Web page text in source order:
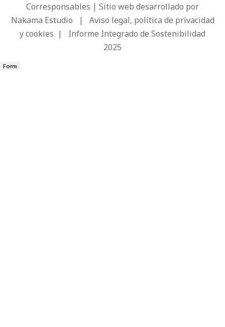
Corresponsables | Sitio web desarrollado por
Nakama Estudio | Aviso legal, política de privacidad
y cookies | Informe Integrado de Sostenibilidad
2025
Form